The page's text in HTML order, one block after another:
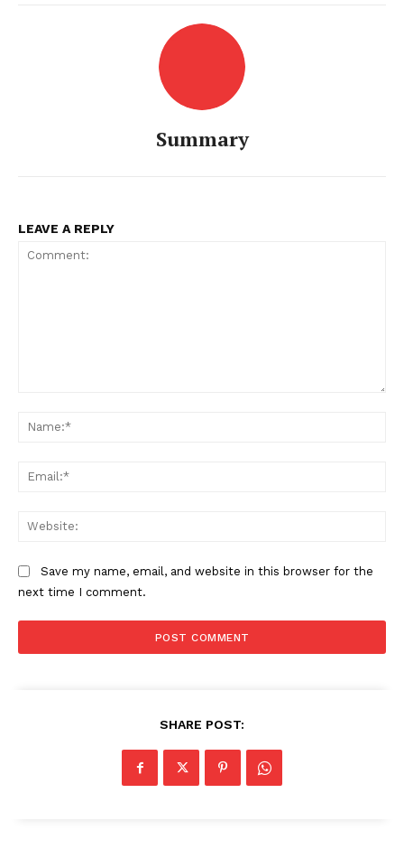
Summary
LEAVE A REPLY
Save my name, email, and website in this browser for the
next time I comment.
SHARE POST: